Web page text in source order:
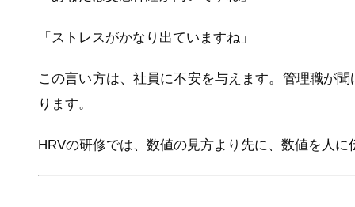
「ストレスがかなり出ていますね」
この言い方は、社員に不安を与えます。管理職が
ります。
HRVの研修では、数値の見方より先に、数値を人